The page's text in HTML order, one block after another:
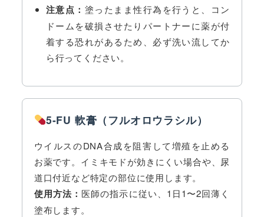
注意点： 塗ったまま性行為を行うと、コン
ドームを破損させたりパートナーに薬が付
着する恐れがあるため、必ず洗い流してか
ら行ってください。
5-FU 軟膏（フルオロウラシル）
ウイルスのDNA合成を阻害して増殖を止める
お薬です。イミキモドが効きにくい場合や、尿
道口付近など特定の部位に使用します。
使用方法： 医師の指示に従い、1日1〜2回薄く
塗布します。